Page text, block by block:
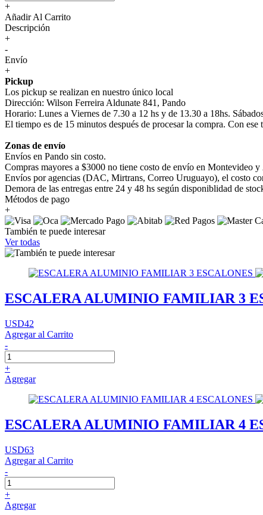
+
Añadir Al Carrito
Descripción
+
-
Envío
+
Pickup
Los pickup se realizan en nuestro único local
Dirección: Wilson Ferreira Aldunate 841, Pando
Horario: Lunes a Viernes de 7.30 a 12 hs y de 13.30 a 18hs.
El tiempo es de 15 minutos después de procesar la compra. Con
Zonas de envío
Envíos en Pando sin costo.
Compras mayores a $3000 no tiene costo de envío en Montevideo
Envíos por agencias (DAC, Mirtrans, Correo Uruguayo), el costo
Demora de las entregas entre 24 y 48 hs según disponiblidad de
Métodos de pago
+
También te puede interesar
Ver todas
ESCALERA ALUMINIO FAMILIAR 3
USD42
Agregar al Carrito
-
+
Agregar
ESCALERA ALUMINIO FAMILIAR 4
USD63
Agregar al Carrito
-
+
Agregar